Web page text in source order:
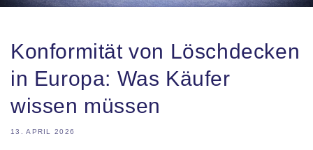
Konformität von Löschdecken
in Europa: Was Käufer
wissen müssen
13. APRIL 2026